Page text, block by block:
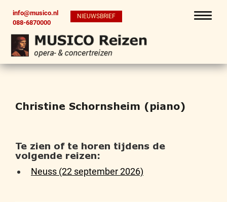
info@musico.nl
088-6870000
NIEUWSBRIEF
Christine Schornsheim (piano)
Te zien of te horen tijdens de
volgende reizen:
Neuss (22 september 2026)